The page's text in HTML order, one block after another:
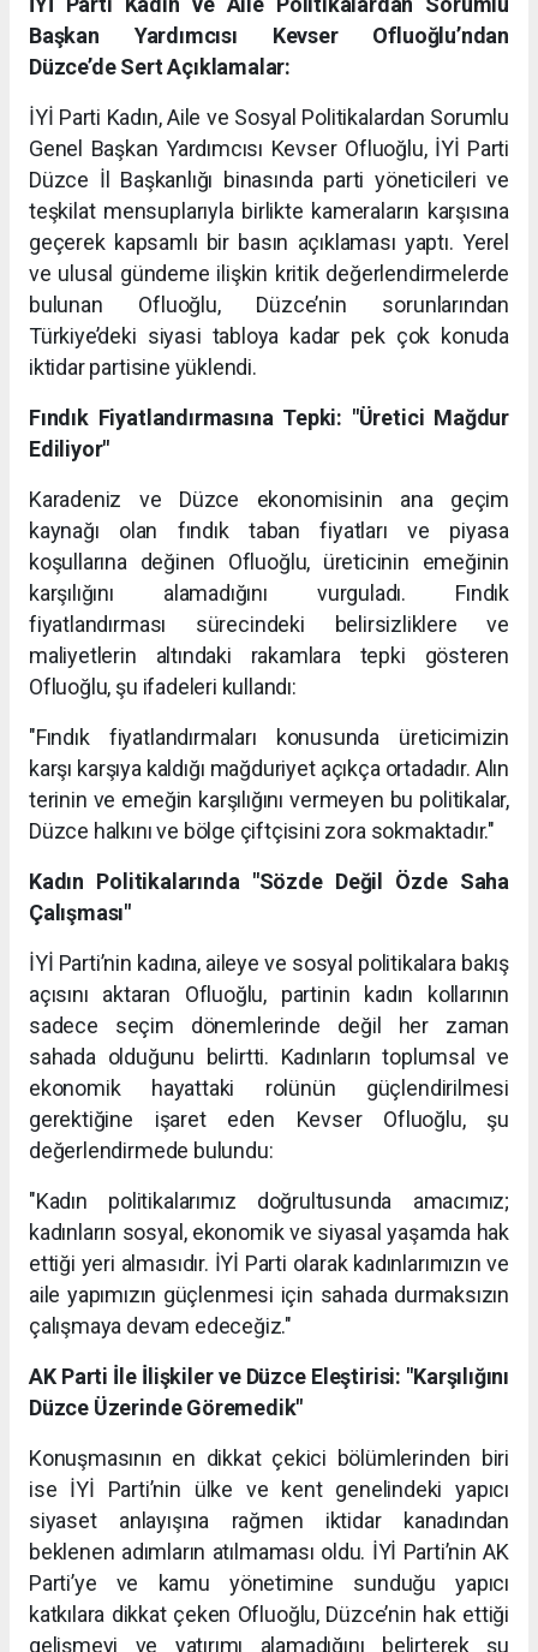
Başkan Yardımcısı Kevser Ofluoğlu’ndan
Düzce’de Sert Açıklamalar:
İYİ Parti Kadın, Aile ve Sosyal Politikalardan Sorumlu
Genel Başkan Yardımcısı Kevser Ofluoğlu, İYİ Parti
Düzce İl Başkanlığı binasında parti yöneticileri ve
teşkilat mensuplarıyla birlikte kameraların karşısına
geçerek kapsamlı bir basın açıklaması yaptı. Yerel
ve ulusal gündeme ilişkin kritik değerlendirmelerde
bulunan Ofluoğlu, Düzce’nin sorunlarından
Türkiye’deki siyasi tabloya kadar pek çok konuda
iktidar partisine yüklendi.
Fındık Fiyatlandırmasına Tepki: "Üretici Mağdur
Ediliyor"
Karadeniz ve Düzce ekonomisinin ana geçim
kaynağı olan fındık taban fiyatları ve piyasa
koşullarına değinen Ofluoğlu, üreticinin emeğinin
karşılığını alamadığını vurguladı. Fındık
fiyatlandırması sürecindeki belirsizliklere ve
maliyetlerin altındaki rakamlara tepki gösteren
Ofluoğlu, şu ifadeleri kullandı:
"Fındık fiyatlandırmaları konusunda üreticimizin
karşı karşıya kaldığı mağduriyet açıkça ortadadır. Alın
terinin ve emeğin karşılığını vermeyen bu politikalar,
Düzce halkını ve bölge çiftçisini zora sokmaktadır."
Kadın Politikalarında "Sözde Değil Özde Saha
Çalışması"
İYİ Parti’nin kadına, aileye ve sosyal politikalara bakış
açısını aktaran Ofluoğlu, partinin kadın kollarının
sadece seçim dönemlerinde değil her zaman
sahada olduğunu belirtti. Kadınların toplumsal ve
ekonomik hayattaki rolünün güçlendirilmesi
gerektiğine işaret eden Kevser Ofluoğlu, şu
değerlendirmede bulundu:
"Kadın politikalarımız doğrultusunda amacımız;
kadınların sosyal, ekonomik ve siyasal yaşamda hak
ettiği yeri almasıdır. İYİ Parti olarak kadınlarımızın ve
aile yapımızın güçlenmesi için sahada durmaksızın
çalışmaya devam edeceğiz."
AK Parti İle İlişkiler ve Düzce Eleştirisi: "Karşılığını
Düzce Üzerinde Göremedik"
Konuşmasının en dikkat çekici bölümlerinden biri
ise İYİ Parti’nin ülke ve kent genelindeki yapıcı
siyaset anlayışına rağmen iktidar kanadından
beklenen adımların atılmaması oldu. İYİ Parti’nin AK
Parti’ye ve kamu yönetimine sunduğu yapıcı
katkılara dikkat çeken Ofluoğlu, Düzce’nin hak ettiği
gelişmeyi ve yatırımı alamadığını belirterek şu